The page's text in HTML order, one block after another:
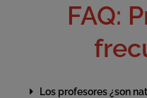
FAQ:
Los profesores ¿son